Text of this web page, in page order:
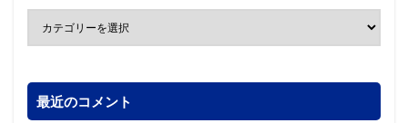
最近のコメント